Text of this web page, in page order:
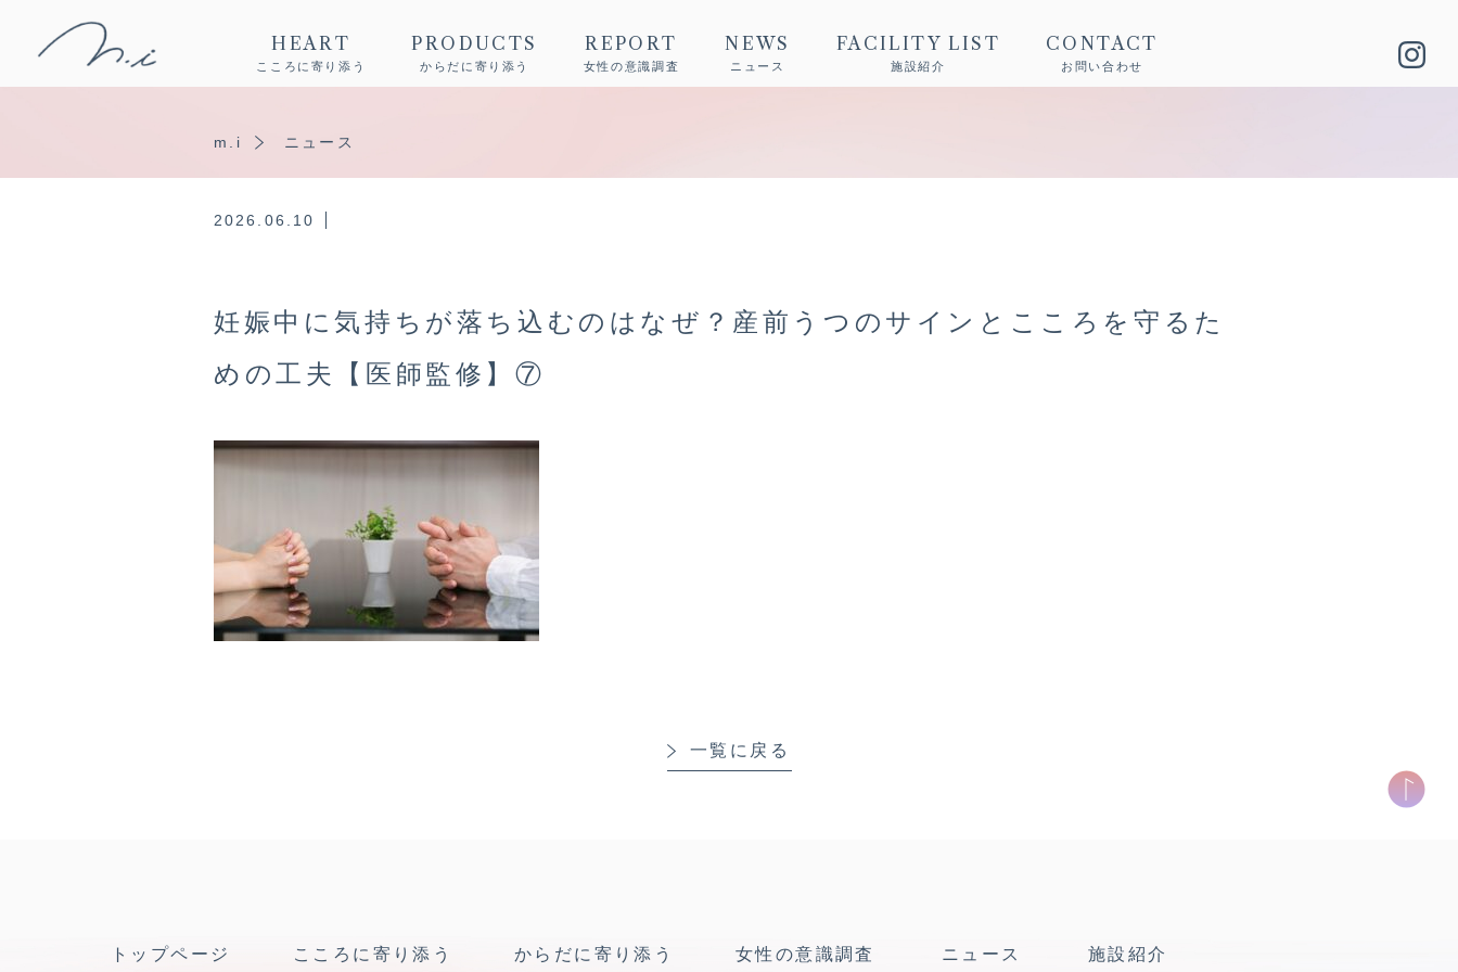
HEART
こころに寄り添う
PRODUCTS
からだに寄り添う
REPORT
女性の意識調査
NEWS
ニュース
FACILITY LIST
施設紹介
CONTACT
お問い合わせ
m.i ニュース
2026.06.10
妊娠中に気持ちが落ち込むのはなぜ？産前うつのサインとこころを守るた
めの工夫【医師監修】⑦
一覧に戻る
トップページ こころに寄り添う からだに寄り添う 女性の意識調査 ニュース 施設紹介